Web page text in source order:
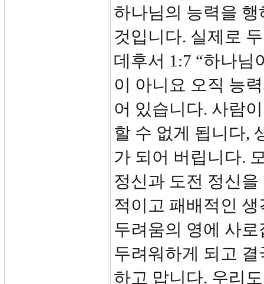
하나님의 능력을
것입니다. 실제로
데후서 1:7 “하나님
이 아니요 오직 능
어 있습니다. 사람
할 수 없게 됩니다,
가 되어 버립니다.
정신과 도전 정신
적이고 패배적인
두려움의 영에 사
두려워하게 되고
하고 맙니다. 우리